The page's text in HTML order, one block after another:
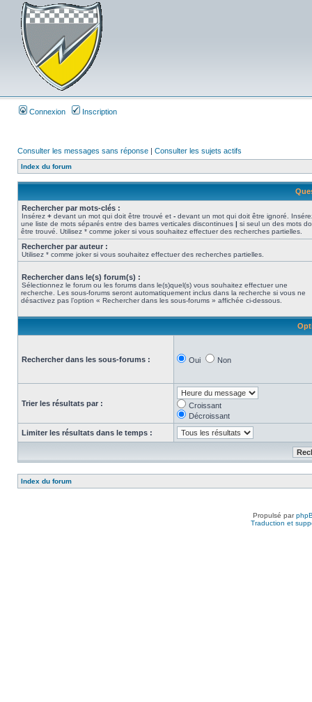
Connexion Inscription
Consulter les messages sans réponse | Consulter les sujets actifs
Index du forum
Rechercher par mots-clés :
Insérez + devant un mot qui doit être trouvé et - devant un mot qui doit être ignoré.
une liste de mots séparés entre des barres verticales discontinues | si seul un des mots
être trouvé. Utilisez * comme joker si vous souhaitez effectuer des recherches partielles.
Rechercher par auteur :
Utilisez * comme joker si vous souhaitez effectuer des recherches partielles.
Rechercher dans le(s) forum(s) :
Sélectionnez le forum ou les forums dans le(s)quel(s) vous souhaitez effectuer une
recherche. Les sous-forums seront automatiquement inclus dans la recherche si vous ne
désactivez pas l’option « Rechercher dans les sous-forums » affichée ci-dessous.
Rechercher dans les sous-forums : Oui Non
Trier les résultats par :
Croissant
Décroissant
Limiter les résultats dans le temps :
Index du forum
Propulsé par
Traduction et